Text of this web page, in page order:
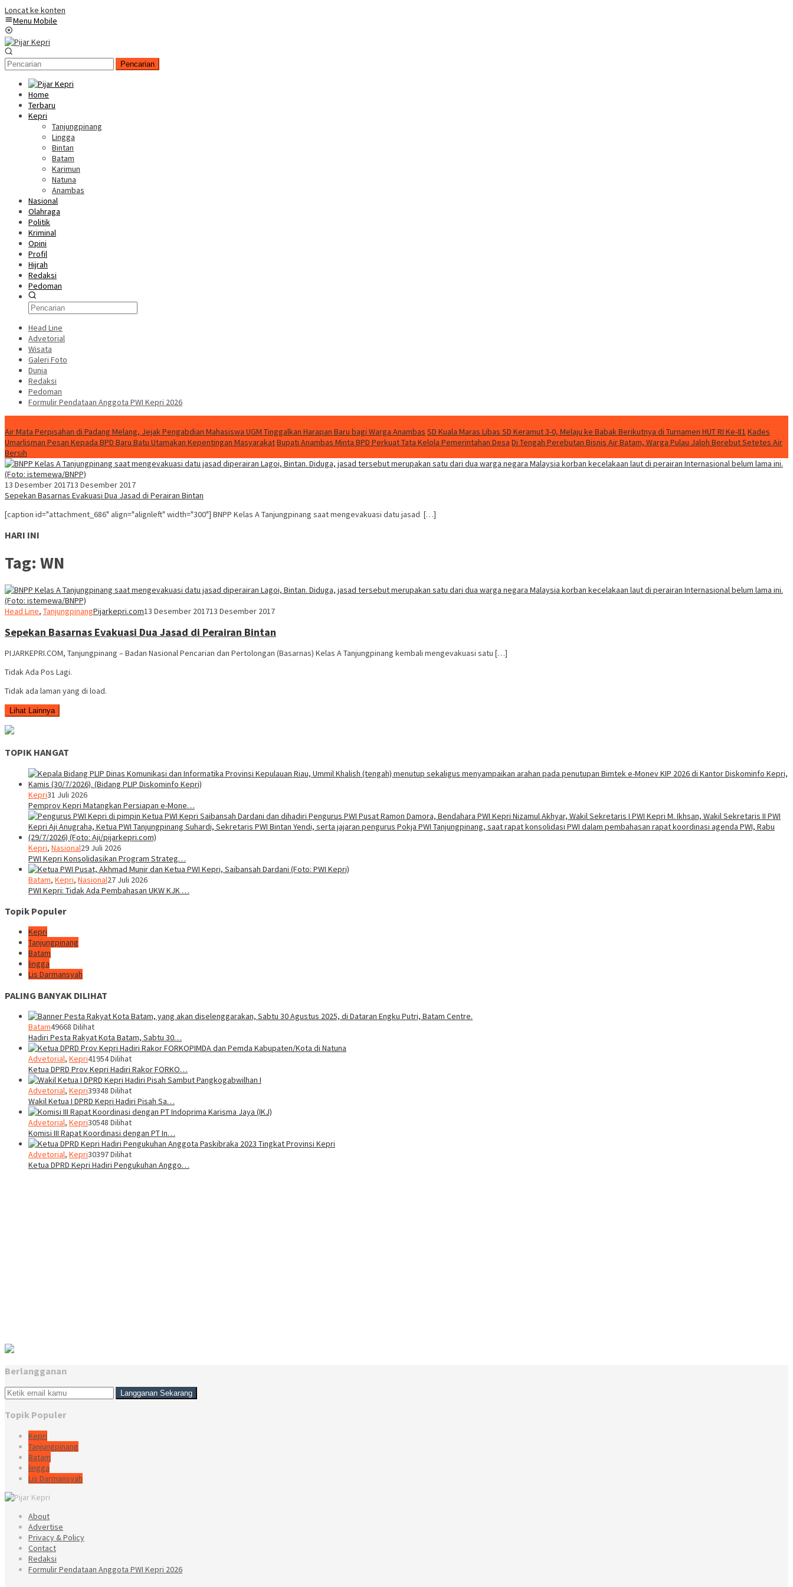
Loncat ke konten
Menu Mobile
Pencarian
Home
Terbaru
Kepri
Tanjungpinang
Lingga
Bintan
Batam
Karimun
Natuna
Anambas
Nasional
Olahraga
Politik
Kriminal
Opini
Profil
Hijrah
Redaksi
Pedoman
Head Line
Advetorial
Wisata
Galeri Foto
Dunia
Redaksi
Pedoman
Formulir Pendataan Anggota PWI Kepri 2026
Air Mata Perpisahan di Padang Melang, Jejak Pengabdian Mahasiswa UGM Tinggalkan Harapan Baru bagi Warga Anambas SD Kuala Maras Libas SD Keramut 3-0, Melaju ke Babak Berikutnya di Turnamen HUT RI Ke-81 Kades
Umarlisman Pesan Kepada BPD Baru Batu Utamakan Kepentingan MasyarakatBupati Anambas Minta BPD Perkuat Tata Kelola Pemerintahan Desa Di Tengah Perebutan Bisnis Air Batam, Warga Pulau Jaloh Berebut Setetes Air
Bersih
13 Desember 201713 Desember 2017
Sepekan Basarnas Evakuasi Dua Jasad di Perairan Bintan
[caption id="attachment_686" align="alignleft" width="300"] BNPP Kelas A Tanjungpinang saat mengevakuasi datu jasad […]
HARI INI
Tag: WN
Head Line, TanjungpinangPijarkepri.com13 Desember 201713 Desember 2017
Sepekan Basarnas Evakuasi Dua Jasad di Perairan Bintan
PIJARKEPRI.COM, Tanjungpinang – Badan Nasional Pencarian dan Pertolongan (Basarnas) Kelas A Tanjungpinang kembali mengevakuasi satu […]
Tidak Ada Pos Lagi.
Tidak ada laman yang di load.
Lihat Lainnya
TOPIK HANGAT
Kepri31 Juli 2026
Pemprov Kepri Matangkan Persiapan e-Mone…
Kepri, Nasional29 Juli 2026
PWI Kepri Konsolidasikan Program Strateg…
Batam, Kepri, Nasional27 Juli 2026
PWI Kepri: Tidak Ada Pembahasan UKW KJK …
Topik Populer
Kepri
Tanjungpinang
Batam
lingga
Lis Darmansyah
PALING BANYAK DILIHAT
Batam49668 Dilihat
Hadiri Pesta Rakyat Kota Batam, Sabtu 30…
Advetorial, Kepri41954 Dilihat
Ketua DPRD Prov Kepri Hadiri Rakor FORKO…
Advetorial, Kepri39348 Dilihat
Wakil Ketua I DPRD Kepri Hadiri Pisah Sa…
Advetorial, Kepri30548 Dilihat
Komisi III Rapat Koordinasi dengan PT In…
Advetorial, Kepri30397 Dilihat
Ketua DPRD Kepri Hadiri Pengukuhan Anggo…
Berlangganan
Topik Populer
Kepri
Tanjungpinang
Batam
lingga
Lis Darmansyah
About
Advertise
Privacy & Policy
Contact
Redaksi
Formulir Pendataan Anggota PWI Kepri 2026